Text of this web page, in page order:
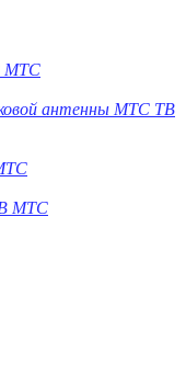
МТС
антенны МТС ТВ
МТС